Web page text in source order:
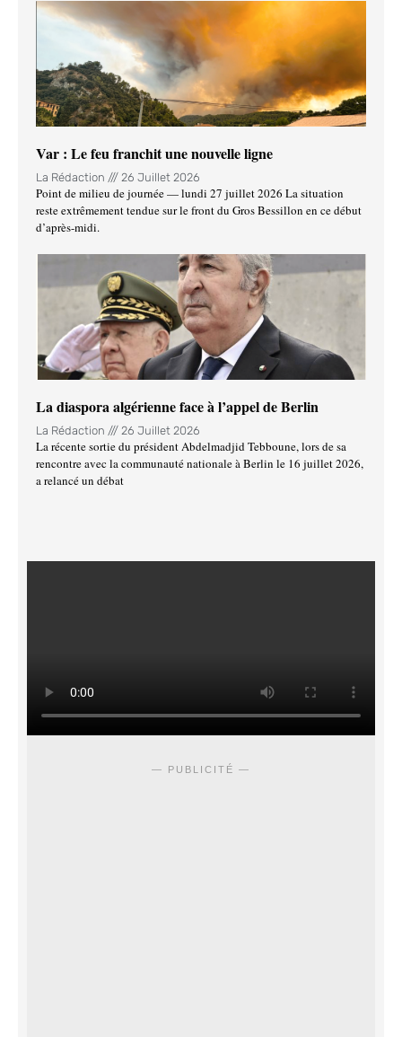
Var : Le feu franchit une nouvelle ligne
La Rédaction 26 Juillet 2026
Point de milieu de journée — lundi 27 juillet 2026 La situation
reste extrêmement tendue sur le front du Gros Bessillon en ce début
d’après-midi.
La diaspora algérienne face à l’appel de Berlin
La Rédaction 26 Juillet 2026
La récente sortie du président Abdelmadjid Tebboune, lors de sa
rencontre avec la communauté nationale à Berlin le 16 juillet 2026,
a relancé un débat
— PUBLICITÉ —